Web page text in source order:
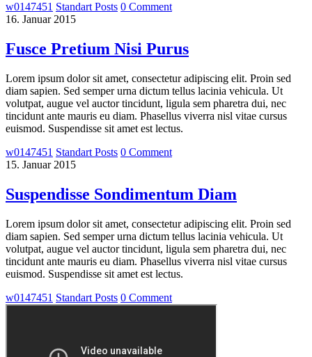
w0147451 Standart Posts 0 Comment
16. Januar 2015
Fusce Pretium Nisi Purus
Lorem ipsum dolor sit amet, consectetur adipiscing elit. Proin sed
diam sapien. Sed semper urna dictum tellus lacinia vehicula. Ut
volutpat, augue vel auctor tincidunt, ligula sem pharetra dui, nec
tincidunt ante mauris eu diam. Phasellus viverra nisl vitae cursus
euismod. Suspendisse sit amet est lectus.
w0147451 Standart Posts 0 Comment
15. Januar 2015
Suspendisse Sondimentum Diam
Lorem ipsum dolor sit amet, consectetur adipiscing elit. Proin sed
diam sapien. Sed semper urna dictum tellus lacinia vehicula. Ut
volutpat, augue vel auctor tincidunt, ligula sem pharetra dui, nec
tincidunt ante mauris eu diam. Phasellus viverra nisl vitae cursus
euismod. Suspendisse sit amet est lectus.
w0147451 Standart Posts 0 Comment